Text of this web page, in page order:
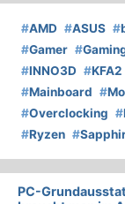
#AMD #ASUS #
#Gamer #
#INNO3D #KFA2
#Mainboard #
#Overclocking #
#Ryzen #
PC-